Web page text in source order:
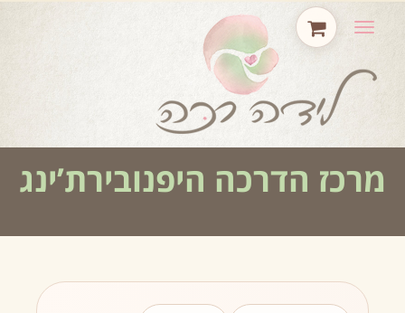
תפריט
מרכז הדרכה היפנובירת’ינג